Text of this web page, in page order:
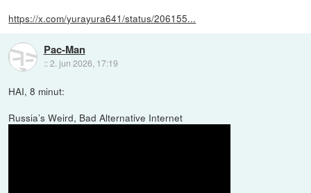
https://x.com/yurayura641/status/206155...
Pac-Man
::2. jun 2026, 17:19
HAI, 8 minut:
Russia’s Weird, Bad Alternative Internet